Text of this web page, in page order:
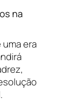
na
era